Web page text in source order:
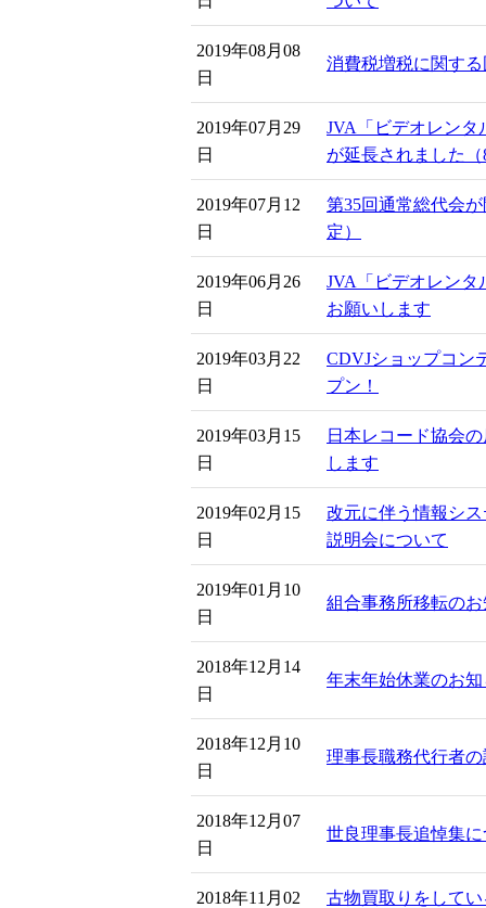
2019年08月08
日
消費税増税に関す
2019年07月29
日
JVA「ビデオレンタ
が延長されました
2019年07月12
日
第35回通常総代会
定）
2019年06月26
日
JVA「ビデオレンタ
お願いします
2019年03月22
日
CDVJショップコン
プン！
2019年03月15
日
日本レコード協会
します
2019年02月15
日
改元に伴う情報シ
説明会について
2019年01月10
日
組合事務所移転の
2018年12月14
日
年末年始休業のお
2018年12月10
日
理事長職務代行者
2018年12月07
日
世良理事長追悼集
2018年11月02
古物買取りをして